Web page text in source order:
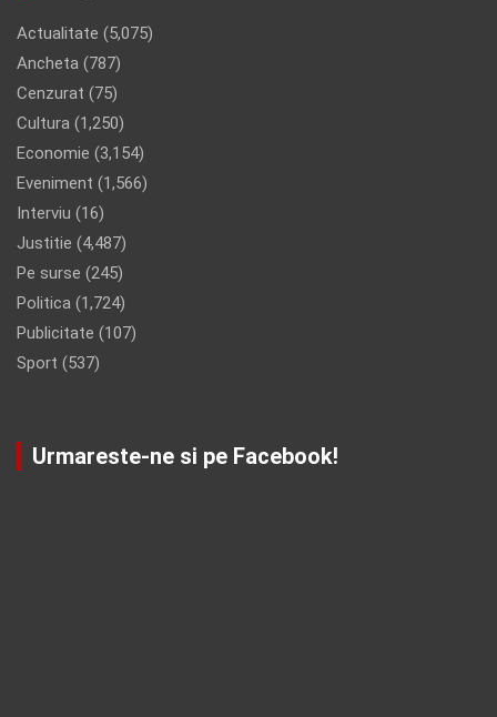
Actualitate (5,075)
Ancheta (787)
Cenzurat (75)
Cultura (1,250)
Economie (3,154)
Eveniment (1,566)
Interviu (16)
Justitie (4,487)
Pe surse (245)
Politica (1,724)
Publicitate (107)
Sport (537)
Urmareste-ne si pe Facebook!